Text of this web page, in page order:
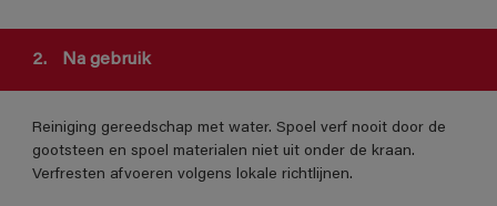
2. Na gebruik
Reiniging gereedschap met water. Spoel verf nooit door de
gootsteen en spoel materialen niet uit onder de kraan.
Verfresten afvoeren volgens lokale richtlijnen.